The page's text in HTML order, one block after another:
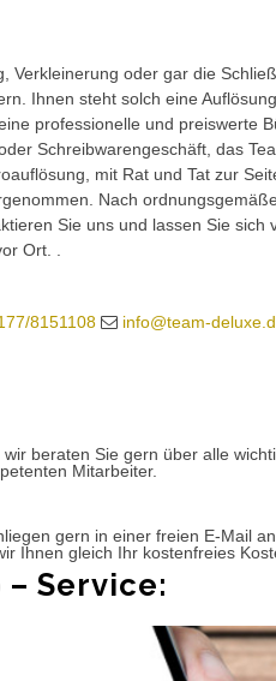
Verkleinerung oder gar die
Ihnen steht solch eine
professionelle und preiswerte
Schreibwarengeschäft, das
mit Rat und Tat zur
Nach
Sie uns und lassen Sie
Ort. .
8151108 info@team-
beraten Sie gern über alle
Mitarbeiter.
gern in einer freien E-Mail
Ihnen gleich Ihr kostenfreies
Service: